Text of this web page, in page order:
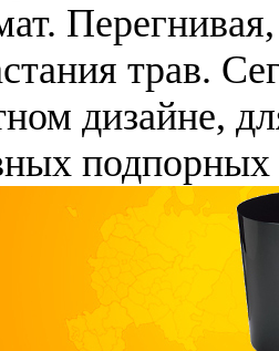
трав.
дизайне,
подпорных